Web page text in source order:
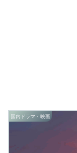
国内ドラマ・映画